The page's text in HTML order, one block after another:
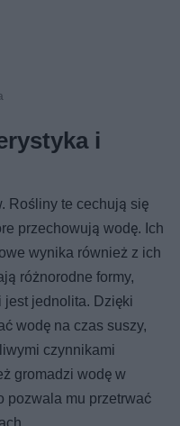
i
Rośliny te cechują się
przechowują wodę. Ich
wynika również z ich
różnorodne formy,
jest jednolita. Dzięki
wodę na czas suszy,
czynnikami
gromadzi wodę w
pozwala mu przetrwać